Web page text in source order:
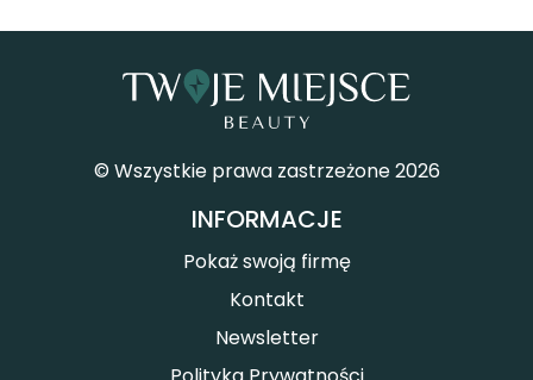
© Wszystkie prawa zastrzeżone 2026
INFORMACJE
Pokaż swoją firmę
Kontakt
Newsletter